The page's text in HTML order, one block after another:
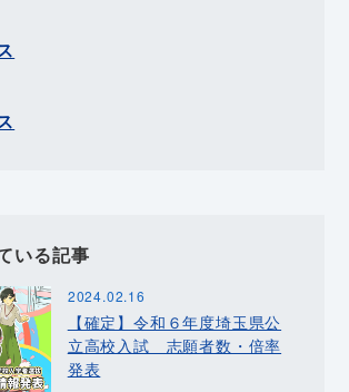
いる記事
2024.02.16
【確定】令和６年度埼玉県公
立高校入試 志願者数・倍率
発表